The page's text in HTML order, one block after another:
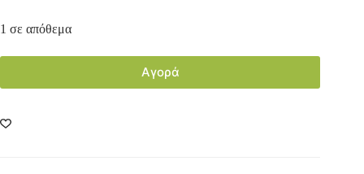
1 σε απόθεμα
Αγορά